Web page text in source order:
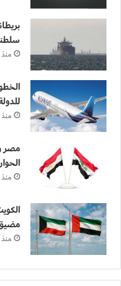
منذ 4 ساعات
منذ 4 ساعات
مصر
منذ 4 ساعات
منذ 5 ساعات